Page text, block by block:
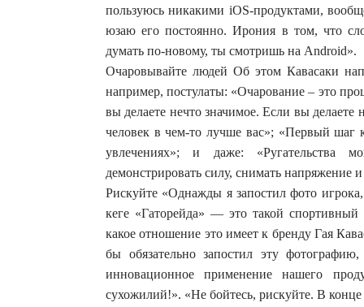
пользуюсь никакими iOS-продуктами,
юзаю его постоянно. Ирония в том, что
думать по-новому, ты смотришь на Android».
Очаровывайте людей Об этом Кавасаки
например, постулаты: «Очарование – это
вы делаете нечто значимое. Если вы
человек в чем-то лучше вас»; «Первый шаг
увлечениях»; и даже: «Ругательства
демонстрировать силу, снимать напряжение
Рискуйте «Однажды я запостил фото
кеге «Гаторейда» — это такой спортивный
какое отношение это имеет к бренду Гая
бы обязательно запостил эту
инновационное применение нашего
сухожилий!». «Не бойтесь, рискуйте. В